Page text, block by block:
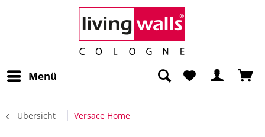
Menü
Übersicht Versace Home